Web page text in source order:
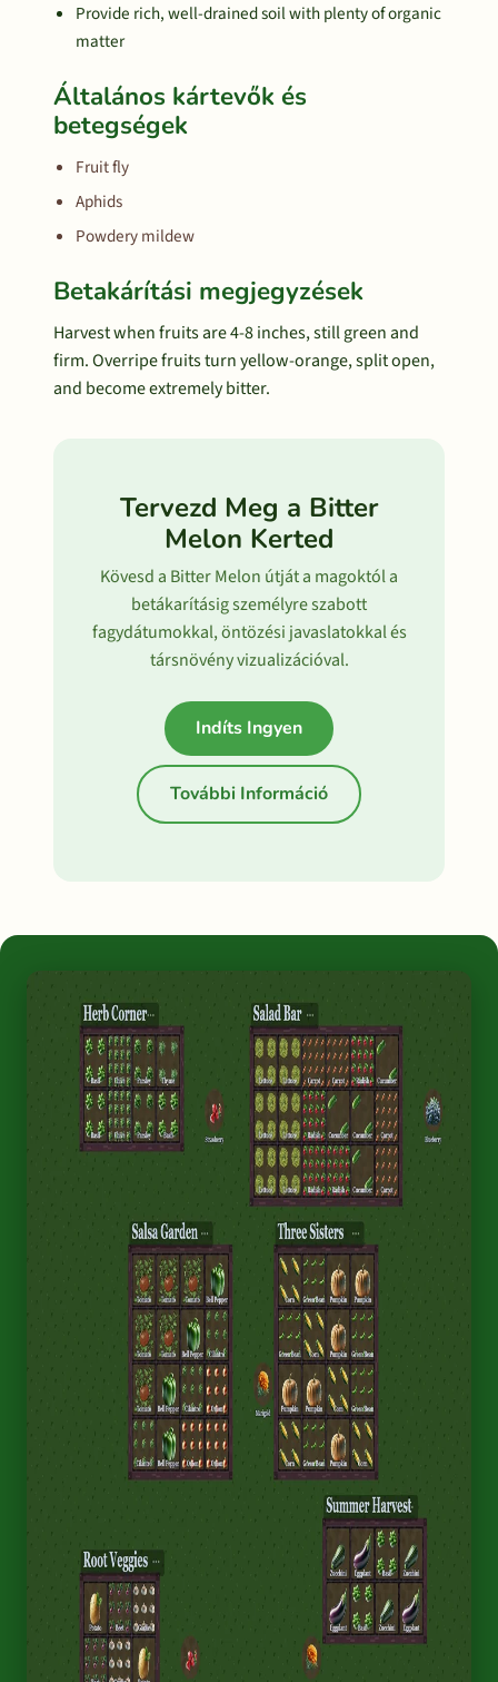
Provide rich, well-drained soil with plenty of organic
matter
Általános kártevők és
betegségek
Fruit fly
Aphids
Powdery mildew
Betakárítási megjegyzések
Harvest when fruits are 4-8 inches, still green and
firm. Overripe fruits turn yellow-orange, split open,
and become extremely bitter.
Tervezd Meg a Bitter
Melon Kerted
Kövesd a Bitter Melon útját a magoktól a
betákarításig személyre szabott
fagydátumokkal, öntözési javaslatokkal és
társnövény vizualizációval.
Indíts Ingyen
További Információ